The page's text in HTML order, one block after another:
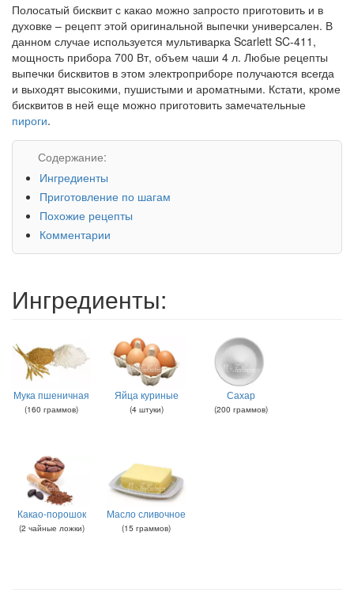
Полосатый бисквит с какао можно запросто приготовить и в
духовке – рецепт этой оригинальной выпечки универсален. В
данном случае используется мультиварка Scarlett SC-411,
мощность прибора 700 Вт, объем чаши 4 л. Любые рецепты
выпечки бисквитов в этом электроприборе получаются всегда
и выходят высокими, пушистыми и ароматными. Кстати, кроме
бисквитов в ней еще можно приготовить замечательные
пироги.
Содержание:
Ингредиенты
Приготовление по шагам
Похожие рецепты
Комментарии
Ингредиенты:
Мука пшеничная
(160 граммов)
Яйца куриные
(4 штуки)
Сахар
(200 граммов)
Какао-порошок
(2 чайные ложки)
Масло сливочное
(15 граммов)